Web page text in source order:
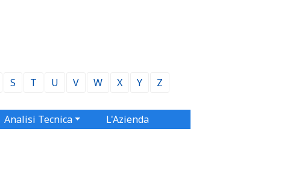
S T U V W X Y Z
Analisi Tecnica L'Azienda